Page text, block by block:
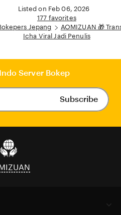
Listed on Feb 06, 2026
177 favorites
Jepang
AOMIZUAN 🎁
Icha Viral Jadi Penulis
Server Bokep
Subscribe